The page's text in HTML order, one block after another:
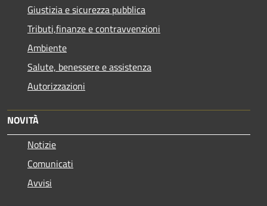
Giustizia e sicurezza pubblica
Tributi,finanze e contravvenzioni
Ambiente
Salute, benessere e assistenza
Autorizzazioni
NOVITÀ
Notizie
Comunicati
Avvisi